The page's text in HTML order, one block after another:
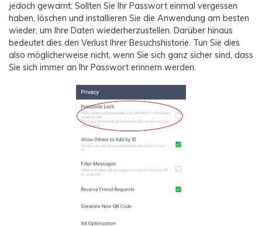
jedoch gewarnt: Sollten Sie Ihr Passwort einmal vergessen
haben, löschen und installieren Sie die Anwendung am besten
wieder, um Ihre Daten wiederherzustellen. Darüber hinaus
bedeutet dies den Verlust Ihrer Besuchshistorie. Tun Sie dies
also möglicherweise nicht, wenn Sie sich ganz sicher sind, dass
Sie sich immer an Ihr Passwort erinnern werden.